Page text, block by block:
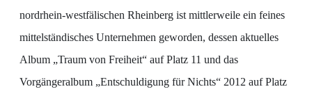
nordrhein-westfälischen Rheinberg ist mittlerweile ein feines
mittelständisches Unternehmen geworden, dessen aktuelles
Album „Traum von Freiheit“ auf Platz 11 und das
Vorgängeralbum „Entschuldigung für Nichts“ 2012 auf Platz